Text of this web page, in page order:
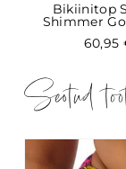
Bikiinitop
Shimmer
60,95
Seotud